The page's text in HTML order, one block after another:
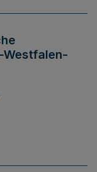
Westfalen-